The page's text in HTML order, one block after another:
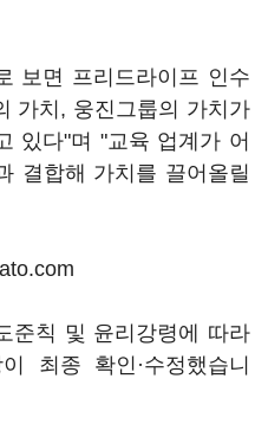
보면 프리드라이프 인수
가치, 웅진그룹의 가치가
있다"며 "교육 업계가 어
결합해 가치를 끌어올릴
준칙 및 윤리강령에 따라
최종 확인·수정했습니